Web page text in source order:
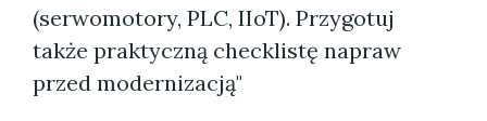
(serwomotory, PLC, IIoT). Przygotuj
także praktyczną checklistę napraw
przed modernizacją"